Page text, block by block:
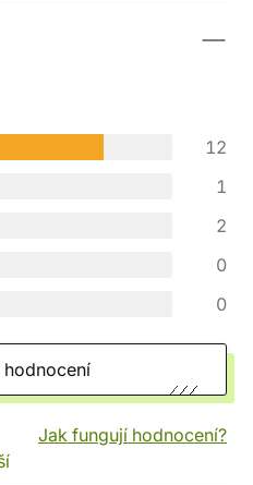
12
1
2
0
0
hodnocení
Jak fungují hodnocení?